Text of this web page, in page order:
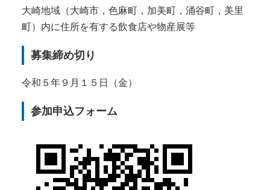
大崎地域（大崎市，色麻町，加美町，涌谷町，美里
町）内に住所を有する飲食店や物産展等
募集締め切り
令和５年９月１５日（金）
参加申込フォーム